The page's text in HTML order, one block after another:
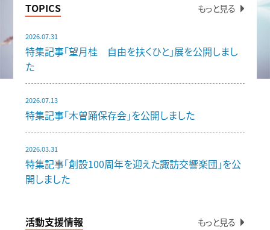
TOPICS
2026.07.31
特集記事「望月桂 自由を扶くひと」展を公開しまし
た
2026.07.13
特集記事「木曽踊保存会」を公開しました
2026.03.31
特集記事「創設100周年を迎えた諏訪交響楽団」を公
開しました
もっと見る
活動支援情報 もっと見る